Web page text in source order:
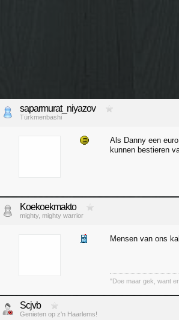
saparmurat_niyazov
Türkmenbashi
Als Danny een
kunnen bestieren
Koekoekmakto
mighty, mighty warrior
Mensen van ons
"Doe maar gek, want
Scjvb
Genieten op z'n Haarlems!